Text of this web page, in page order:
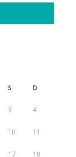
S D
3 4
10 11
17 18